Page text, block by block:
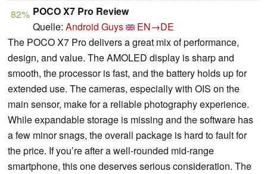
82% POCO X7 Pro Review
Quelle: Android Guys
EN→DE
The POCO X7 Pro delivers a great mix of performance,
design, and value. The AMOLED display is sharp and
smooth, the processor is fast, and the battery holds up for
extended use. The cameras, especially with OIS on the
main sensor, make for a reliable photography experience.
While expandable storage is missing and the software has
a few minor snags, the overall package is hard to fault for
the price. If you’re after a well-rounded mid-range
smartphone, this one deserves serious consideration. The